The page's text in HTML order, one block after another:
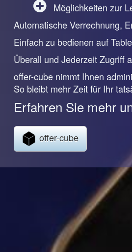
Möglichkeiten zur
Automatische Verrechnung,
Einfach zu bedienen auf
Überall und Jederzeit Zugriff
offer-cube nimmt Ihnen
So bleibt mehr Zeit für Ihr
Erfahren Sie mehr
offer-cube